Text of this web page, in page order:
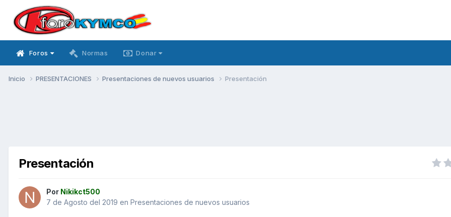
Foros Normas Donar
Inicio PRESENTACIONES Presentaciones de nuevos usuarios Presentación
Presentación
Por Nikikct500
7 de Agosto del 2019 en Presentaciones de nuevos usuarios